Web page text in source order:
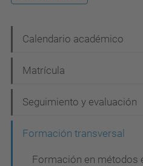
a
v
g
Calendario académico
Matrícula
Seguimiento y evaluación
Formación transversal
Formación en métodos